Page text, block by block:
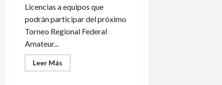
Licencias a equipos que
podrán participar del próximo
Torneo Regional Federal
Amateur...
Leer Más
más